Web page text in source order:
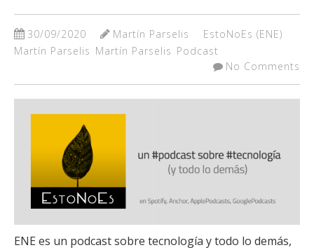
30/09/2020 Martín Parselis
EstoNoEs (ENE)
Martín Parselis Martín Parselis Podcast
No Comments
ENE es un podcast sobre tecnología y todo lo demás,